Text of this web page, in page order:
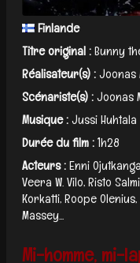
Finlande
Titre original :Bunny
Réalisateur(s) :Joonas
Scénariste(s) :Joonas
Musique :Jussi Huhtala
Durée du film :1h28
Acteurs :Enni
Veera W. Vilo, Risto
Korkatti, Roope
Massey...
Mi-homme, mi-